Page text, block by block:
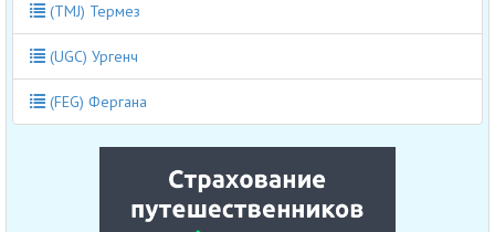
(TMJ) Термез
(UGC) Ургенч
(FEG) Фергана